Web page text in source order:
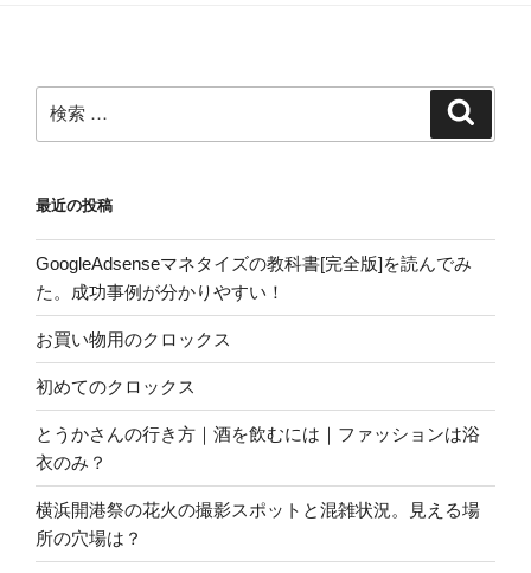
検
索:
最近の投稿
GoogleAdsenseマネタイズの教科書[完全版]を読んでみ
た。成功事例が分かりやすい！
お買い物用のクロックス
初めてのクロックス
とうかさんの行き方｜酒を飲むには｜ファッションは浴
衣のみ？
横浜開港祭の花火の撮影スポットと混雑状況。見える場
所の穴場は？